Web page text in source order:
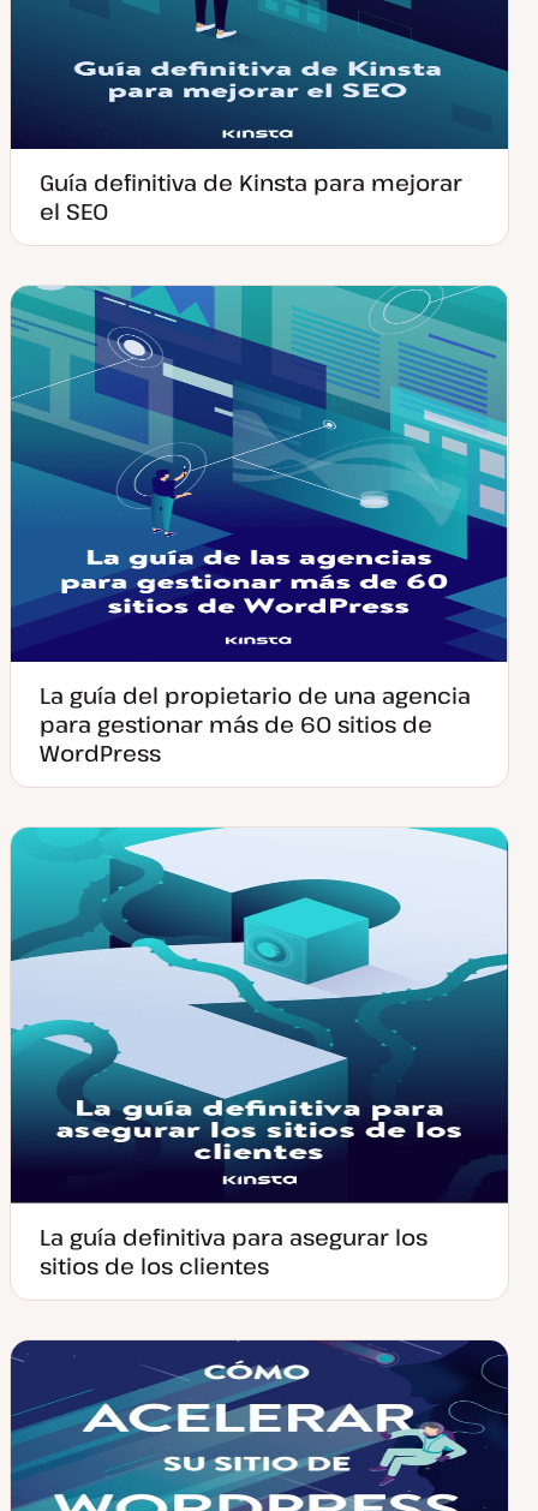
Guía definitiva de Kinsta para mejorar
el SEO
La guía del propietario de una agencia
para gestionar más de 60 sitios de
WordPress
La guía definitiva para asegurar los
sitios de los clientes